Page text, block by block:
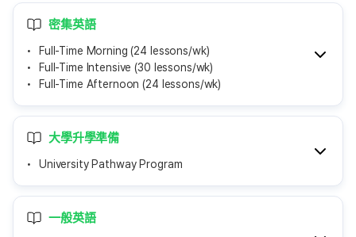
密集英語
Full-Time Morning (24 lessons/wk)
Full-Time Intensive (30 lessons/wk)
Full-Time Afternoon (24 lessons/wk)
大學升學準備
University Pathway Program
一般英語